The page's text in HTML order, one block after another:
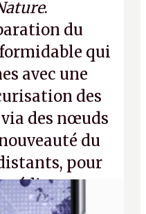
.
du
qui
avec une
des
des nœuds
du
pour